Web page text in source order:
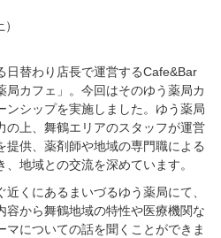
日替わり店長で運営するCafe&Bar
局カフェ」。今回はそのゆう薬局カ
ンシップを実施しました。ゆう薬局
の上、舞鶴エリアのスタッフが運営
提供、薬剤師や地域の専門職による
地域との交流を深めています。
くにあるまいづるゆう薬局にて、
容から舞鶴地域の特性や医療機関な
マについての話を聞くことができま